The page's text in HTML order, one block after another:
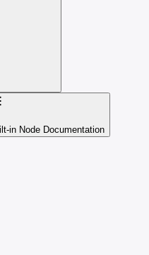
in Node Documentation